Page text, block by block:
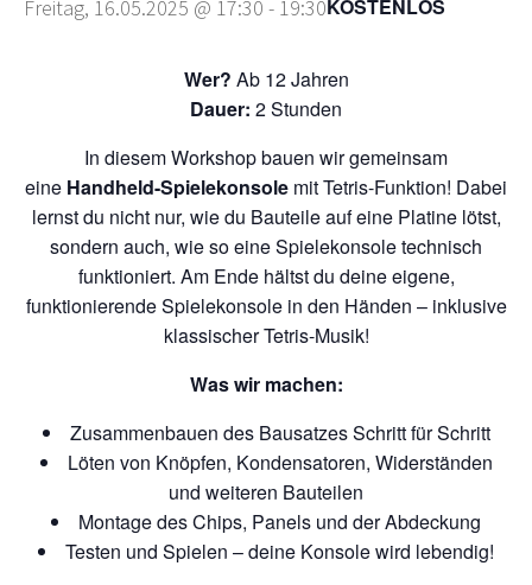
Freitag, 16.05.2025 @ 17:30 - 19:30KOSTENLOS
Wer? Ab 12 Jahren
Dauer: 2 Stunden
In diesem Workshop bauen wir gemeinsam
eine Handheld-Spielekonsole mit Tetris-Funktion! Dabei
lernst du nicht nur, wie du Bauteile auf eine Platine lötst,
sondern auch, wie so eine Spielekonsole technisch
funktioniert. Am Ende hältst du deine eigene,
funktionierende Spielekonsole in den Händen – inklusive
klassischer Tetris-Musik!
Was wir machen:
Zusammenbauen des Bausatzes Schritt für Schritt
Löten von Knöpfen, Kondensatoren, Widerständen
und weiteren Bauteilen
Montage des Chips, Panels und der Abdeckung
Testen und Spielen – deine Konsole wird lebendig!